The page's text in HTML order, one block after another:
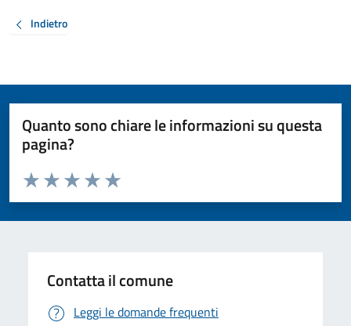
Indietro
Quanto sono chiare le informazioni su questa
pagina?
Valuta da 1 a 5 stelle la pagina
Valuta 5 stelle su 5
Valuta 4 stelle su 5
Valuta 3 stelle su 5
Valuta 2 stelle su 5
Valuta 1 stelle su 5
Contatta il comune
Leggi le domande frequenti